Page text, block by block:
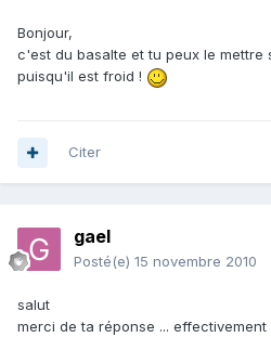
Bonjour,
c'est du basalte et tu peux le mettre
puisqu'il est froid !
Citer
gael
Posté(e) 15 novembre 2010
salut
merci de ta réponse ...